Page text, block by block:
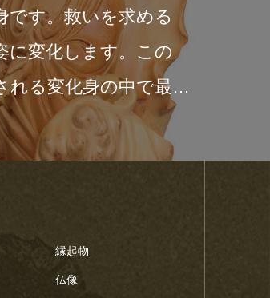
です。救いを求める
に変化します。この
れる変化身の中で最
縁起物
仏像